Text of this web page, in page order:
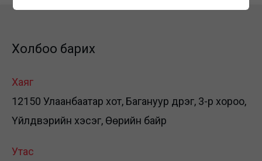
Холбоо барих
Хаяг
12150 Улаанбаатар хот, Багануур дүүрэг, 3-р хороо,
Үйлдвэрийн хэсэг, Өөрийн байр
Утас